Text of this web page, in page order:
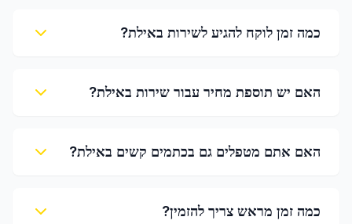
כמה זמן לוקח להגיע לשירות באילת?
האם יש תוספת מחיר עבור שירות באילת?
האם אתם מטפלים גם בכתמים קשים באילת?
כמה זמן מראש צריך להזמין?